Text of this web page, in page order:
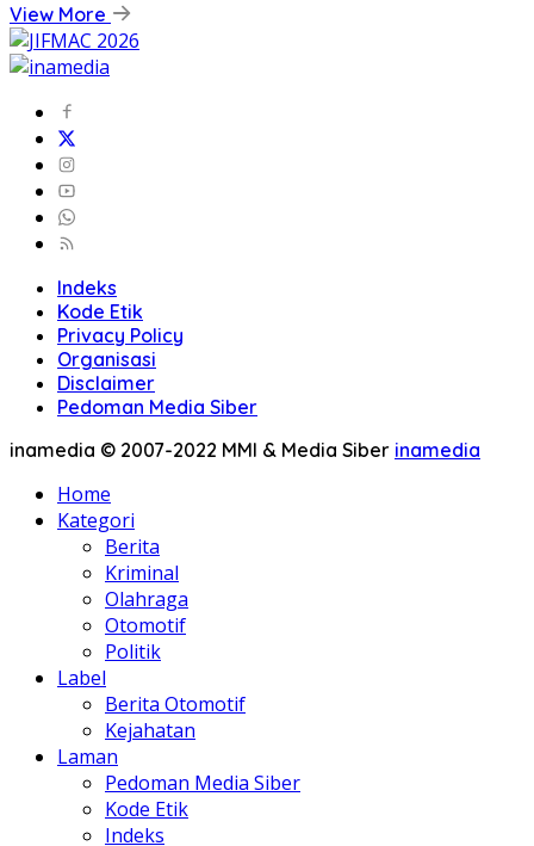
View More
Indeks
Kode Etik
Privacy Policy
Organisasi
Disclaimer
Pedoman Media Siber
inamedia © 2007-2022 MMI & Media Siber inamedia
Home
Kategori
Berita
Kriminal
Olahraga
Otomotif
Politik
Label
Berita Otomotif
Kejahatan
Laman
Pedoman Media Siber
Kode Etik
Indeks